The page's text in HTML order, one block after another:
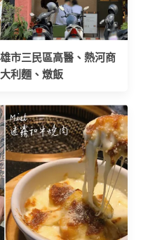
市三民區高醫、熱河商
利麵、燉飯